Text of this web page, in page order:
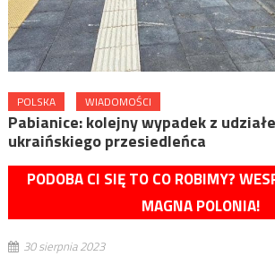
POLSKA WIADOMOŚCI
Pabianice: kolejny wypadek z
ukraińskiego przesiedleńca
PODOBA CI SIĘ TO CO ROBIMY?
MAGNA POLONIA!
30 sierpnia 2023